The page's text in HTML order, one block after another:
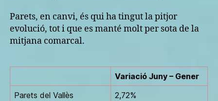
Parets, en canvi, és qui ha tingut la pitjor
evolució, tot i que es manté molt per sota de la
mitjana comarcal.
Variació Juny – Gener
Parets del Vallès
2,72%